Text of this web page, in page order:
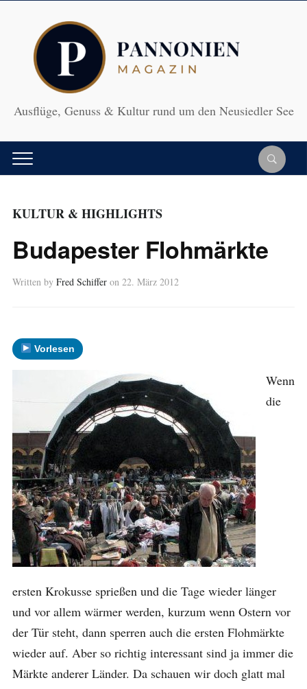
Ausflüge, Genuss & Kultur rund um den Neusiedler See
KULTUR & HIGHLIGHTS
Budapester Flohmärkte
Written by Fred Schiffer on 22. März 2012
Vorlesen
Wenn
die
ersten Krokusse sprießen und die Tage wieder länger
und vor allem wärmer werden, kurzum wenn Ostern vor
der Tür steht, dann sperren auch die ersten Flohmärkte
wieder auf. Aber so richtig interessant sind ja immer die
Märkte anderer Länder. Da schauen wir doch glatt mal